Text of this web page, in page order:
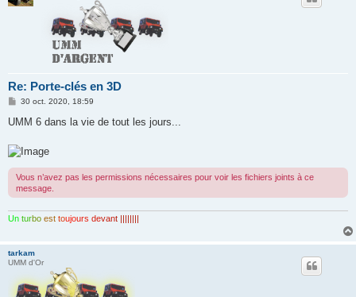
Re: Porte-clés en 3D
M
s
g
e
30 oct. 2020, 18:59
UMM 6 dans la vie de tout les jours...
Vous n’avez pas les permissions nécessaires pour voir les fichiers joints à ce
message.
Un turbo est toujours devant ||||||||
tarkam
UMM d'Or